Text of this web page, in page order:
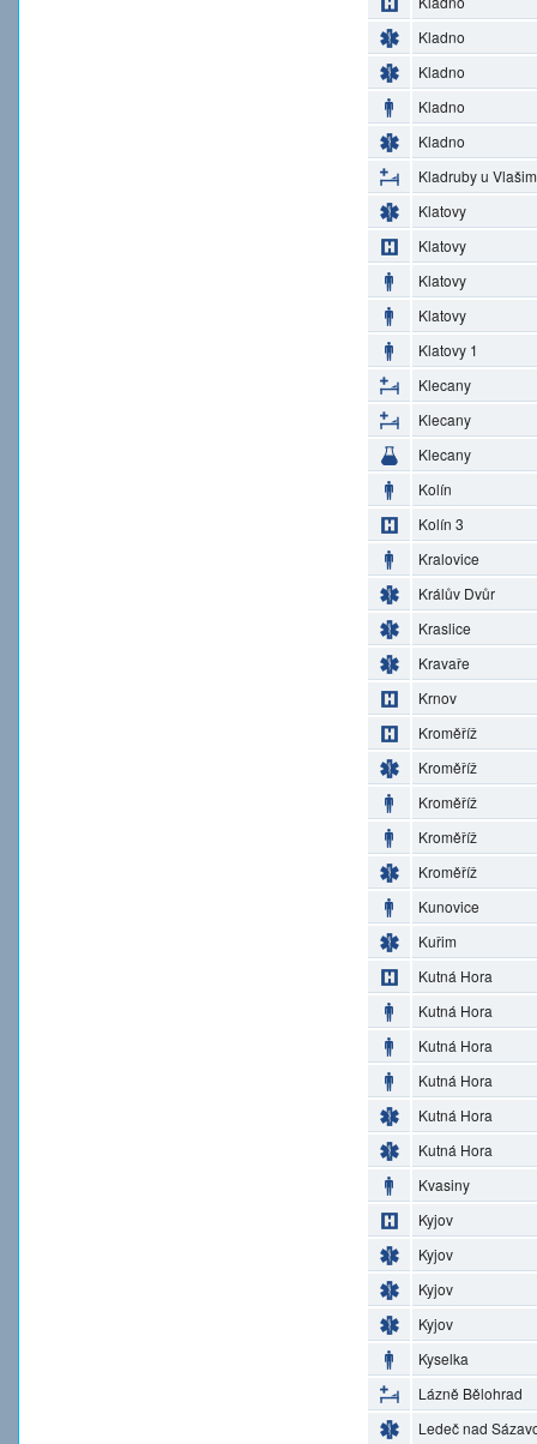
Kladno
Kladno
Kladno
Kladno
Kladruby u
Klatovy
Klatovy
Klatovy
Klatovy
Klatovy 1
Klecany
Klecany
Klecany
Kolín
Kolín 3
Kralovice
Králův Dvůr
Kraslice
Kravaře
Krnov
Kroměříž
Kroměříž
Kroměříž
Kroměříž
Kroměříž
Kunovice
Kuřim
Kutná Hora
Kutná Hora
Kutná Hora
Kutná Hora
Kutná Hora
Kutná Hora
Kvasiny
Kyjov
Kyjov
Kyjov
Kyjov
Kyselka
Lázně Bělohrad
Ledeč nad